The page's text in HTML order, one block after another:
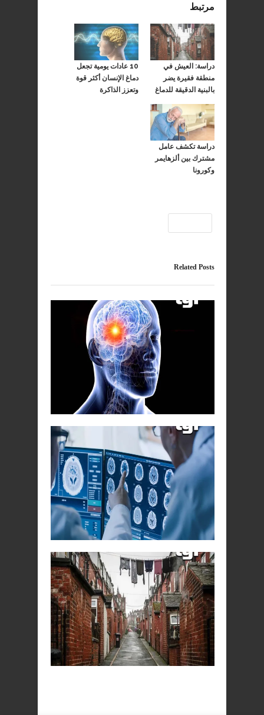
مرتبط
دراسة: العيش في
منطقة فقيرة يضر
بالبنية الدقيقة للدماغ
10 عادات يومية تجعل
دماغ الإنسان أكثر قوة
وتعزز الذاكرة
دراسة تكشف عامل
مشترك بين ألزهايمر
وكورونا
Related Posts